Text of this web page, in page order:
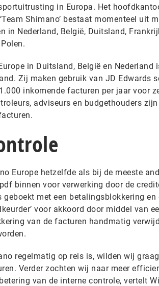
in Europa. Het
Shimano’ bestaat momenteel uit
in Nederland, België, Duitsland,
in Duitsland, België en Nederland
Zij maken gebruik van JD Edwards
inkomende facturen per jaar voor
adviseurs en budgethouders zijn
Europe hetzelfde als bij de meeste
binnen voor verwerking door de
met een betalingsblokkering en
voor akkoord door middel van
van de facturen handmatig
regelmatig op reis is, wilden wij
Verder zochten wij naar meer
van de interne controle, vertelt